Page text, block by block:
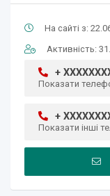
На сайті з:
Активність:
+
Показати
+
Показати інші